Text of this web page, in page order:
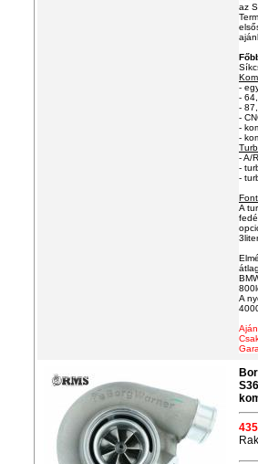
az
-
-
-
-
-
-
- A/
-
-
A
A